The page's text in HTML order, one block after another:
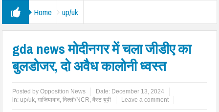
Home up/uk
gda news मोदीनगर में चला जीडीए का
बुलडोजर, दो अवैध कालोनी ध्वस्त
Posted byOpposition News Date: December 13, 2024
in: up/uk,ग़ाज़ियाबाद,दिल्ली/NCR,वैस्ट यूपी Leave a comment